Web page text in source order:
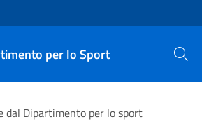
per lo Sport Cerca
dal Dipartimento per lo sport